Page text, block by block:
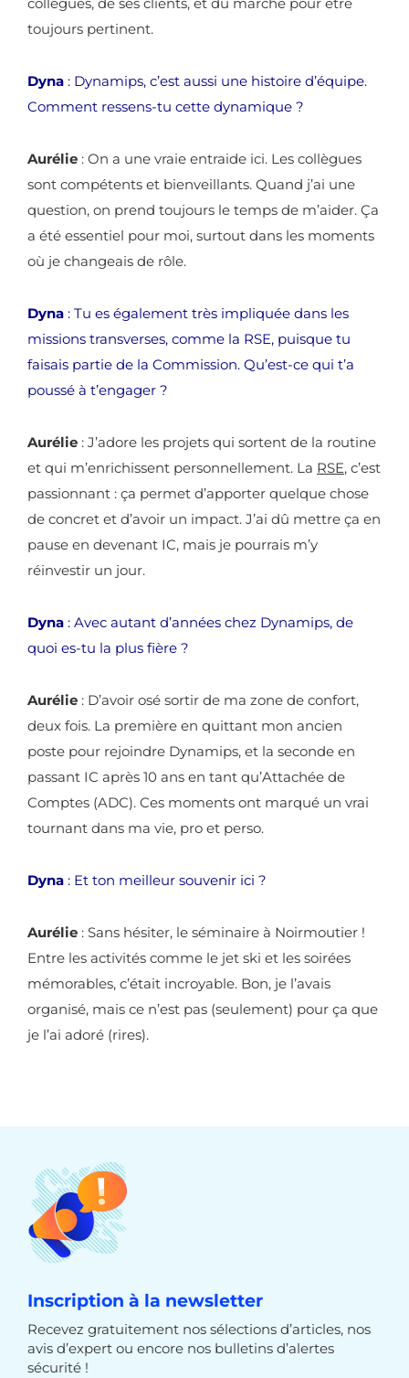
toujours pertinent.
Dyna : Dynamips, c’est aussi une histoire d’équipe.
Comment ressens-tu cette dynamique ?
Aurélie : On a une vraie entraide ici. Les collègues
sont compétents et bienveillants. Quand j’ai une
question, on prend toujours le temps de m’aider. Ça
a été essentiel pour moi, surtout dans les moments
où je changeais de rôle.
Dyna : Tu es également très impliquée dans les
missions transverses, comme la RSE, puisque tu
faisais partie de la Commission. Qu’est-ce qui t’a
poussé à t’engager ?
Aurélie : J’adore les projets qui sortent de la routine
et qui m’enrichissent personnellement. La RSE, c’est
passionnant : ça permet d’apporter quelque chose
de concret et d’avoir un impact. J’ai dû mettre ça en
pause en devenant IC, mais je pourrais m’y
réinvestir un jour.
Dyna : Avec autant d’années chez Dynamips, de
quoi es-tu la plus fière ?
Aurélie : D’avoir osé sortir de ma zone de confort,
deux fois. La première en quittant mon ancien
poste pour rejoindre Dynamips, et la seconde en
passant IC après 10 ans en tant qu’Attachée de
Comptes (ADC). Ces moments ont marqué un vrai
tournant dans ma vie, pro et perso.
Dyna : Et ton meilleur souvenir ici ?
Aurélie : Sans hésiter, le séminaire à Noirmoutier !
Entre les activités comme le jet ski et les soirées
mémorables, c’était incroyable. Bon, je l’avais
organisé, mais ce n’est pas (seulement) pour ça que
je l’ai adoré (rires).
Inscription à la newsletter
Recevez gratuitement nos sélections d’articles, nos
avis d’expert ou encore nos bulletins d’alertes
sécurité !